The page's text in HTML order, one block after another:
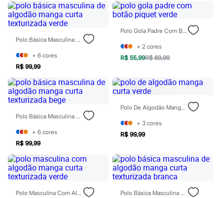
City
Clock House
Mindset
Yessica
Moda esportiva
Acessórios
Blusas
Calçados
Leggings
Shorts e Bermudas
Tops
Moda íntima
Calcinhas
Cintas e Modeladores
Meias
Pijamas
Sutiãs e Tops
Moda praia
Biquínis
Maiôs
Saídas de praia
Polo Básica Masculina De Algodão Manga Curta Texturizada Verde
+ 6 cores
R$ 99,99
Polo Gola Padre Com Botão Piquet Verde
+ 2 cores
R$ 55,99R$ 69,99
Polo Básica Masculina De Algodão Manga Curta Texturizada Bege
+ 6 cores
R$ 99,99
Polo De Algodão Manga Curta Verde
+ 3 cores
R$ 99,99
Polo Masculina Com Algodão Manga Curta Texturizada Verde Polo Básica Masculina De Algodão Manga Curta Texturizada Branca